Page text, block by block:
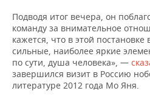
Подводя итог вечера, он
команду за внимательное
кажется, что в этой
сильные, наиболее яркие
по сути, душа человека», —
завершился визит в Россию
литературе 2012 года Мо Яня.